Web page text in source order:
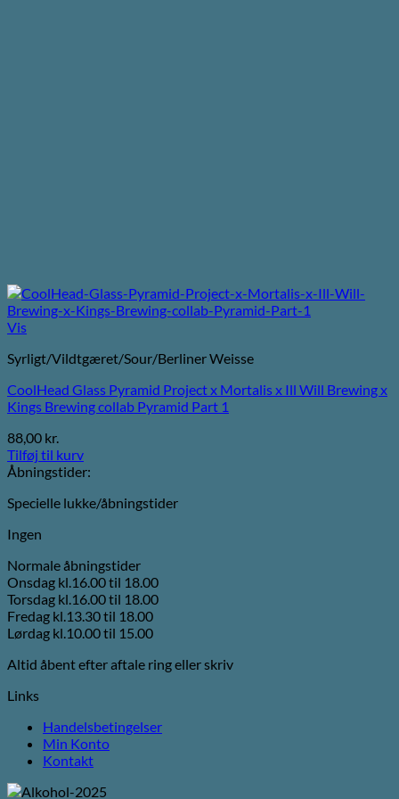
Vis
Syrligt/Vildtgæret/Sour/Berliner Weisse
CoolHead Glass Pyramid Project x Mortalis x Ill Will Brewing x
Kings Brewing collab Pyramid Part 1
88,00 kr.
Tilføj til kurv
Åbningstider:
Specielle lukke/åbningstider
Ingen
Normale åbningstider
Onsdag kl.16.00 til 18.00
Torsdag kl.16.00 til 18.00
Fredag kl.13.30 til 18.00
Lørdag kl.10.00 til 15.00
Altid åbent efter aftale ring eller skriv
Links
Handelsbetingelser
Min Konto
Kontakt